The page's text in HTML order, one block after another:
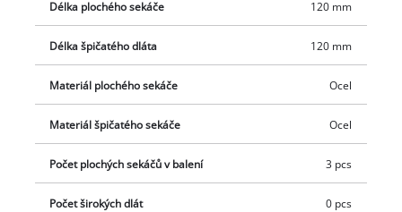
Délka plochého sekáče 120 mm
Délka špičatého dláta 120 mm
Materiál plochého sekáče Ocel
Materiál špičatého sekáče Ocel
Počet plochých sekáčů v balení 3 pcs
Počet širokých dlát 0 pcs